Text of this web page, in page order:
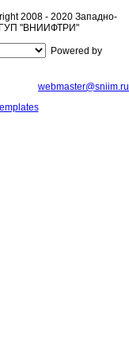
2008 - 2020 Западно-
"ВНИИФТРИ"
Powered by
webmaster@sniim.ru